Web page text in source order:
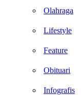
Olahraga
Lifestyle
Feature
Obituari
Infografis